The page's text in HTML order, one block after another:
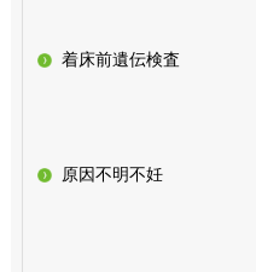
着床前遺伝検査
原因不明不妊